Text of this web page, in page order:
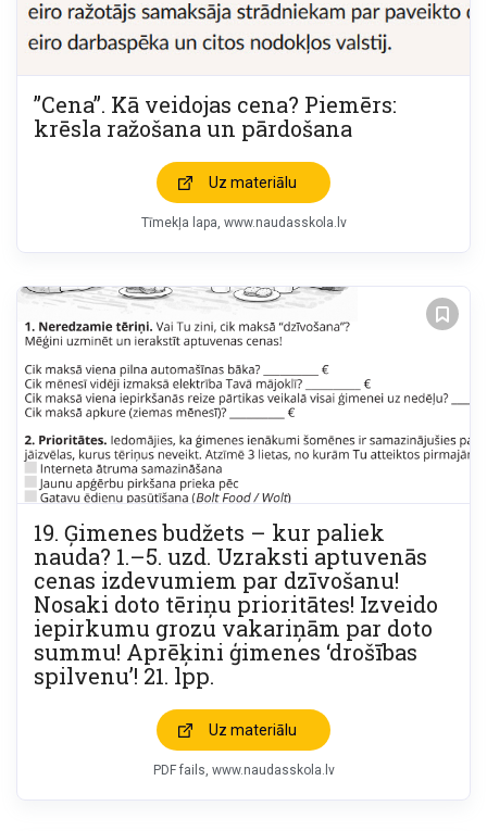
”Cena”. Kā veidojas cena? Piemērs:
krēsla ražošana un pārdošana
Uz materiālu
Tīmekļa lapa www.naudasskola.lv
19. Ģimenes budžets – kur paliek
nauda? 1.–5. uzd. Uzraksti aptuvenās
cenas izdevumiem par dzīvošanu!
Nosaki doto tēriņu prioritātes! Izveido
iepirkumu grozu vakariņām par doto
summu! Aprēķini ģimenes ‘drošības
spilvenu’! 21. lpp.
Uz materiālu
PDF fails www.naudasskola.lv